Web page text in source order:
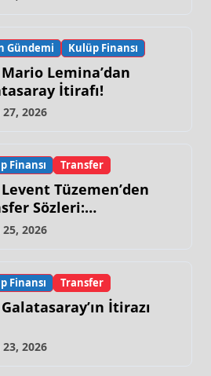
Gündemi Kulüp Finansı
Mario Lemina’dan
İtirafı!
27, 2026
Finansı Transfer
Levent Tüzemen’den
Sözleri:
Zirve
25, 2026
Finansı Transfer
İtirazı
23, 2026